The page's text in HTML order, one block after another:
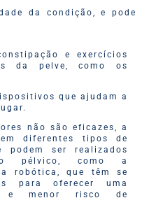
da condição, e pode
e exercícios
da pelve, como os
que ajudam a
não são eficazes, a
diferentes tipos de
podem ser realizados
pélvico, como a
robótica, que têm se
para oferecer uma
e menor risco de